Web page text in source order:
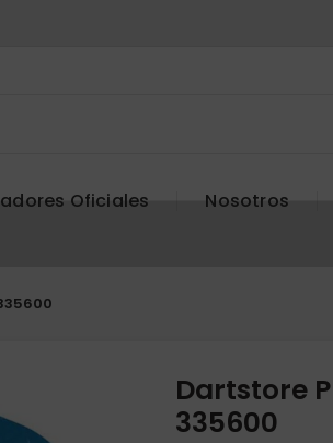
Oficiales Nosotros
Dartstore
335600